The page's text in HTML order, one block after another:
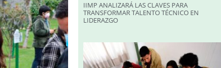
IIMP ANALIZARÁ LAS CLAVES PARA
TRANSFORMAR TALENTO TÉCNICO EN
LIDERAZGO